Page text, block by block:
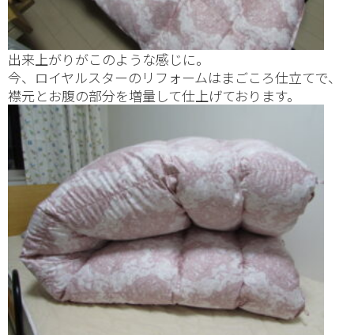
出来上がりがこのような感じに。
今、ロイヤルスターのリフォームはまごころ仕立てで、
襟元とお腹の部分を増量して仕上げております。